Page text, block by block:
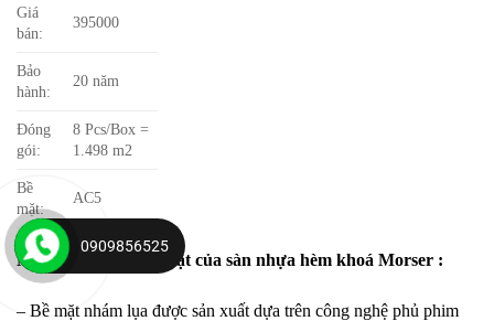
Giá
bán:
395000
Bảo
hành:
20 năm
Đóng
gói:
8 Pcs/Box =
1.498 m2
Bề
mặt:
AC5
Những đặc tính nổi bật của sàn nhựa hèm khoá Morser :
– Bề mặt nhám lụa được sản xuất dựa trên công nghệ phủ phim
0909856525